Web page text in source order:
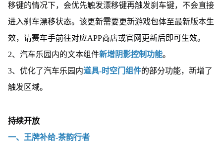
移键的情况下，会优先触发漂移键再触发刹车键，不会直接
进入刹车漂移状态。该更新需要更新游戏包体至最新版本生
效，请赛车手前往对应APP商店或官网更新后即可生效。
2、汽车乐园内的文本组件新增阴影控制功能。
3、优化了汽车乐园内道具-时空门组件的部分功能，新增了
触发区域。
持续开放
一、王牌补给-茶韵行者